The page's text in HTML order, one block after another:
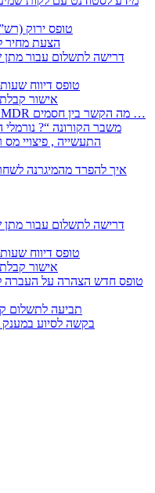
טופס ירוק (רש”ל 18) בקשה להוצאת רישיון
2352 – הצעת
2356 – טופס
2357 – אישור
– לבעלי עסקים ובעולם העבודה EMDR מה הקשר בין חסמים …
– משבר הקורונה “? נורמלי החדש ”
2356 – טופס
2357 – אישור
266 – תביעה
267 – בקשה לסיוע